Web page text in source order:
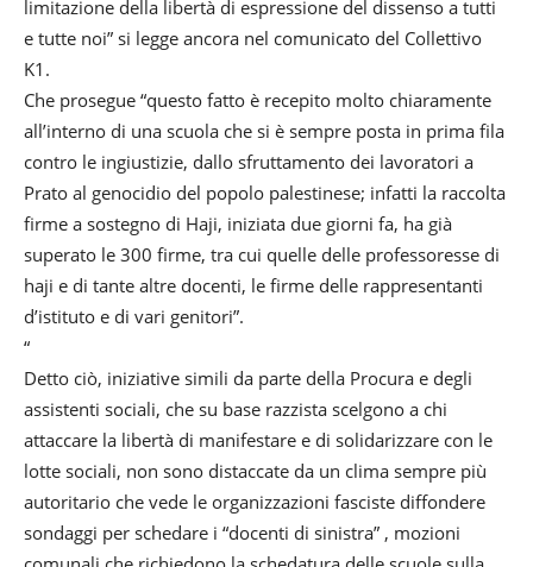
limitazione della libertà di espressione del dissenso a tutti
e tutte noi” si legge ancora nel comunicato del Collettivo
K1.
Che prosegue “questo fatto è recepito molto chiaramente
all’interno di una scuola che si è sempre posta in prima fila
contro le ingiustizie, dallo sfruttamento dei lavoratori a
Prato al genocidio del popolo palestinese; infatti la raccolta
firme a sostegno di Haji, iniziata due giorni fa, ha già
superato le 300 firme, tra cui quelle delle professoresse di
haji e di tante altre docenti, le firme delle rappresentanti
d’istituto e di vari genitori”.
“
Detto ciò, iniziative simili da parte della Procura e degli
assistenti sociali, che su base razzista scelgono a chi
attaccare la libertà di manifestare e di solidarizzare con le
lotte sociali, non sono distaccate da un clima sempre più
autoritario che vede le organizzazioni fasciste diffondere
sondaggi per schedare i “docenti di sinistra” , mozioni